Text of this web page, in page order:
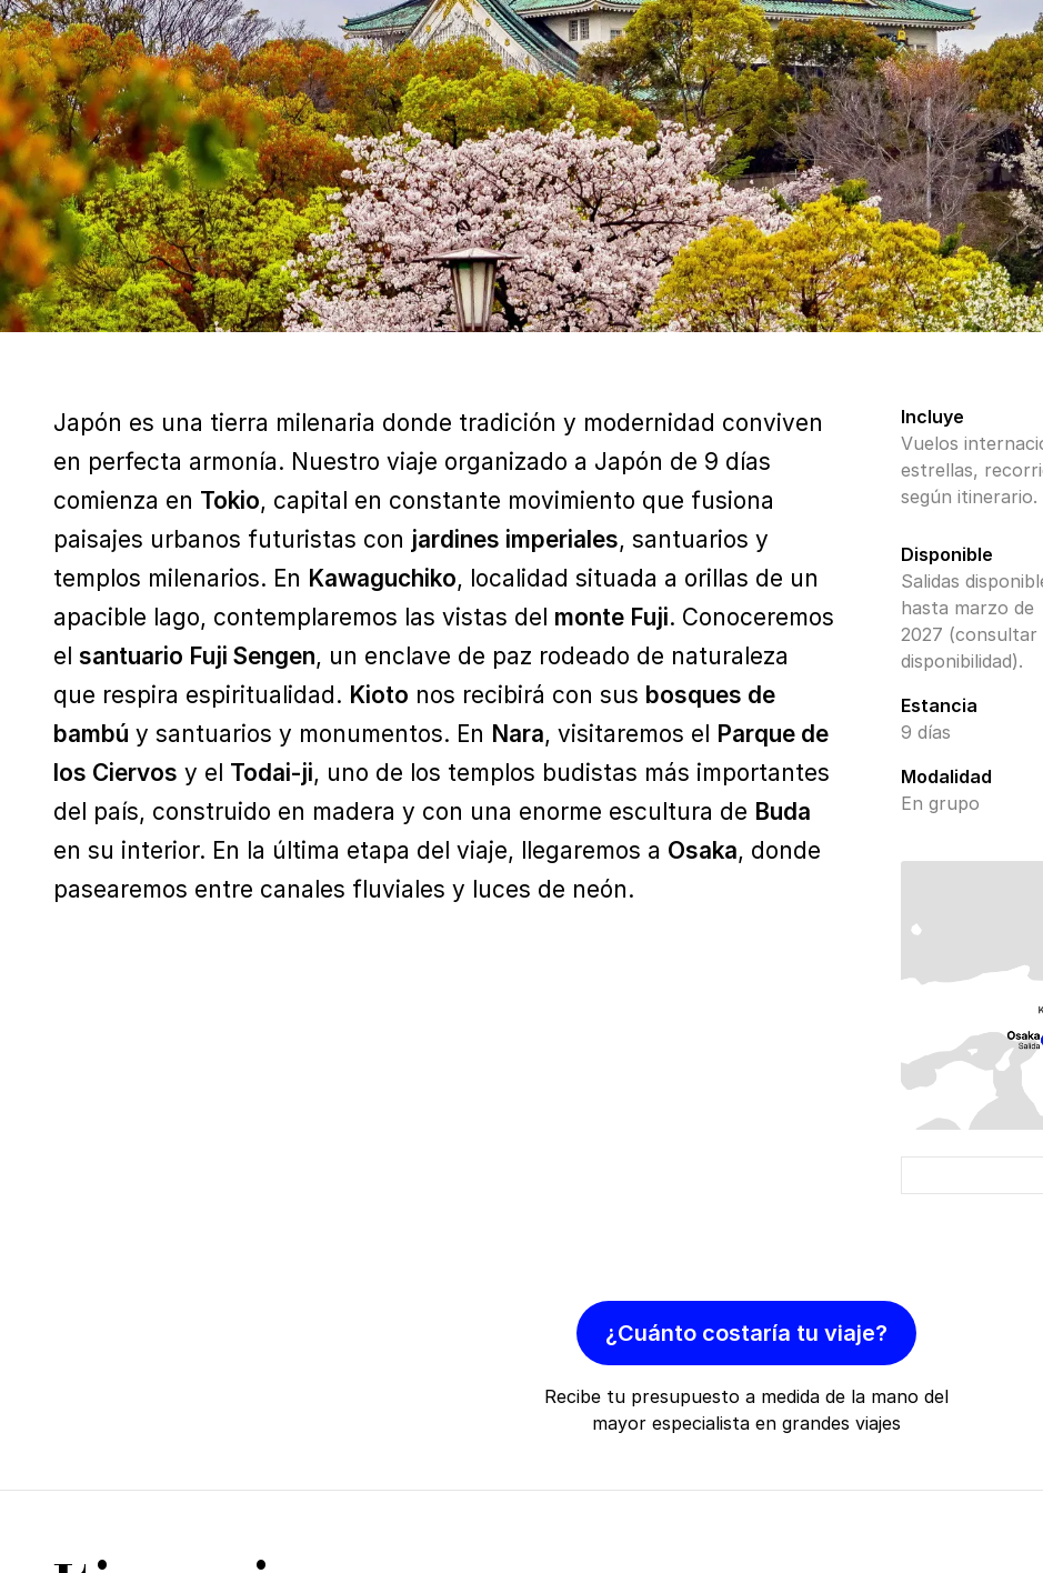
Japón es una tierra milenaria donde tradición y modernidad conviven
en perfecta armonía. Nuestro viaje organizado a Japón de 9 días
comienza en Tokio, capital en constante movimiento que fusiona
paisajes urbanos futuristas con jardines imperiales, santuarios y
templos milenarios. En Kawaguchiko, localidad situada a orillas de un
apacible lago, contemplaremos las vistas del monte Fuji. Conoceremos
el santuario Fuji Sengen, un enclave de paz rodeado de naturaleza
que respira espiritualidad. Kioto nos recibirá con sus bosques de
bambú y santuarios y monumentos. En Nara, visitaremos el Parque de
los Ciervos y el Todai-ji, uno de los templos budistas más importantes
del país, construido en madera y con una enorme escultura de Buda
en su interior. En la última etapa del viaje, llegaremos a Osaka, donde
pasearemos entre canales fluviales y luces de neón.
Incluye
Vuelos
estrellas,
según itinerario.
Disponible
Salidas
hasta marzo de
2027 (consultar
disponibilidad).
Estancia
9 días
Modalidad
En grupo
¿Cuánto costaría tu viaje?
Recibe tu presupuesto a medida de la mano del
mayor especialista en grandes viajes